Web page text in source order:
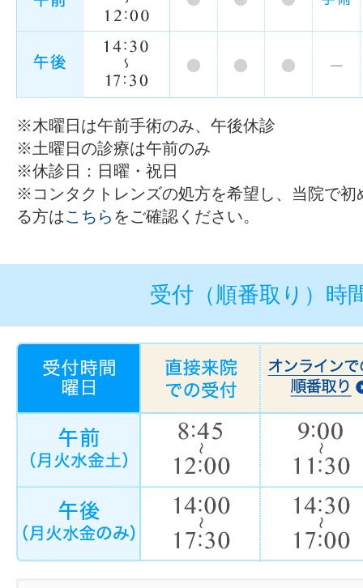
※木曜日は午前手術のみ、午後休診
※土曜日の診療は午前のみ
※休診日：日曜・祝日
※コンタクトレンズの処方を希望し、当院で初
る方はこちら をご確認ください。
受付（順番取り）時